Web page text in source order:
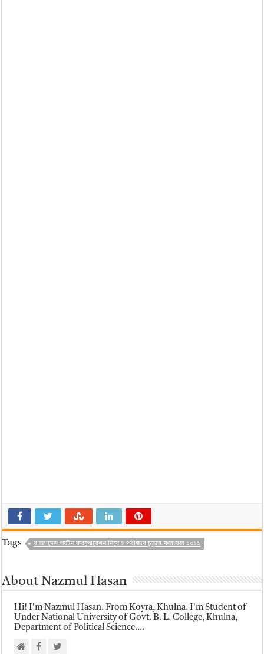
Tags বাংলাদেশ পর্যটন করপোরেশন নিয়োগ পরীক্ষার চূড়ান্ত ফলাফল ২০২২
About Nazmul Hasan
Hi! I'm Nazmul Hasan. From Koyra, Khulna. I'm Student of
Under National University of Govt. B. L. College, Khulna,
Department of Political Science....